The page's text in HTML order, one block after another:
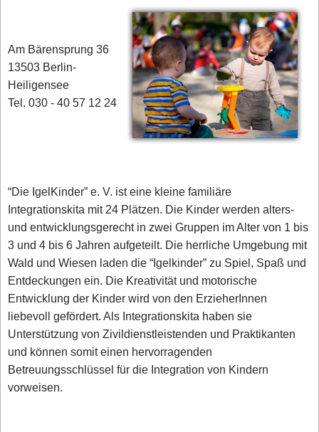
Am Bärensprung 36
13503 Berlin-
Heiligensee
Tel. 030 - 40 57 12 24
“Die IgelKinder” e. V. ist eine kleine familiäre
Integrationskita mit 24 Plätzen. Die Kinder werden alters-
und entwicklungsgerecht in zwei Gruppen im Alter von 1 bis
3 und 4 bis 6 Jahren aufgeteilt. Die herrliche Umgebung mit
Wald und Wiesen laden die “Igelkinder” zu Spiel, Spaß und
Entdeckungen ein. Die Kreativität und motorische
Entwicklung der Kinder wird von den ErzieherInnen
liebevoll gefördert. Als Integrationskita haben sie
Unterstützung von Zivildienstleistenden und Praktikanten
und können somit einen hervorragenden
Betreuungsschlüssel für die Integration von Kindern
vorweisen.